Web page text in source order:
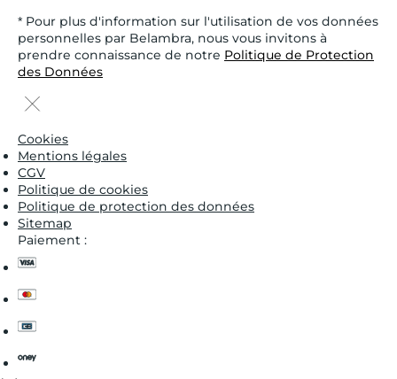
* Pour plus d'information sur l'utilisation de vos données
personnelles par Belambra, nous vous invitons à
prendre connaissance de notre Politique de Protection
des Données
Cookies
Mentions légales
CGV
Politique de cookies
Politique de protection des données
Sitemap
Paiement :
visa
master
cb
oney